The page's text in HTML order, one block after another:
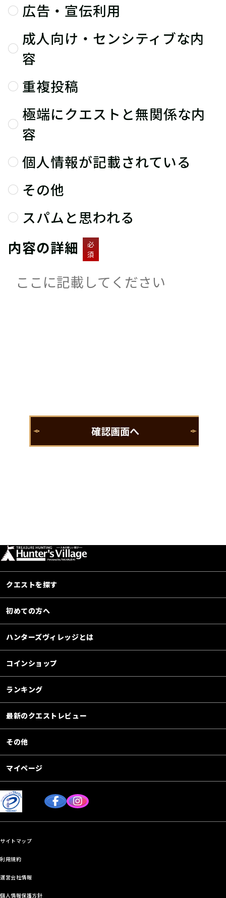
広告・宣伝利用
成人向け・センシティブな内
容
重複投稿
極端にクエストと無関係な内
容
個人情報が記載されている
その他
スパムと思われる
内容の詳細
必
須
クエストを探す
初めての方へ
ハンターズヴィレッジとは
コインショップ
ランキング
最新のクエストレビュー
その他
マイページ
サイトマップ
利用規約
運営会社情報
個人情報保護方針